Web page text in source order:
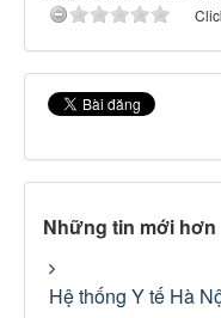
Những tin mới hơn
Hệ thống Y tế Hà